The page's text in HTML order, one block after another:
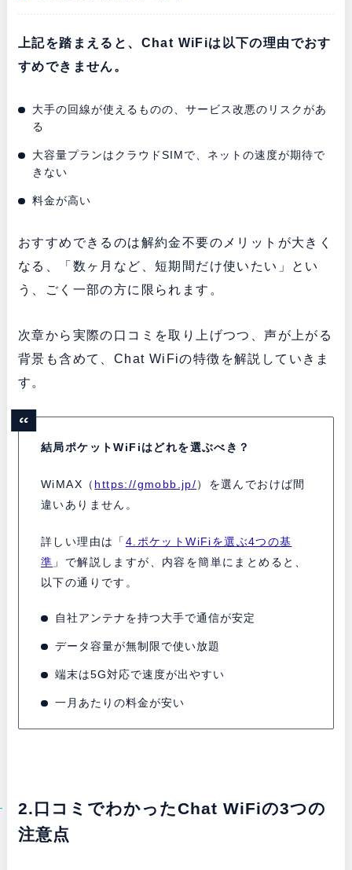
上記を踏まえると、Chat WiFiは以下の理由でおす
すめできません。
大手の回線が使えるものの、サービス改悪のリスクがあ
る
大容量プランはクラウドSIMで、ネットの速度が期待で
きない
料金が高い
おすすめできるのは解約金不要のメリットが大きく
なる、「数ヶ月など、短期間だけ使いたい」とい
う、ごく一部の方に限られます。
次章から実際の口コミを取り上げつつ、声が上がる
背景も含めて、Chat WiFiの特徴を解説していきま
す。
結局ポケットWiFiはどれを選ぶべき？
WiMAX（ https://gmobb.jp/）を選んでおけば間
違いありません。
詳しい理由は「 4.ポケットWiFiを選ぶ4つの基
準 」で解説しますが、内容を簡単にまとめると、
以下の通りです。
自社アンテナを持つ大手で通信が安定
データ容量が無制限で使い放題
端末は5G対応で速度が出やすい
一月あたりの料金が安い
2.口コミでわかったChat WiFiの3つの
注意点